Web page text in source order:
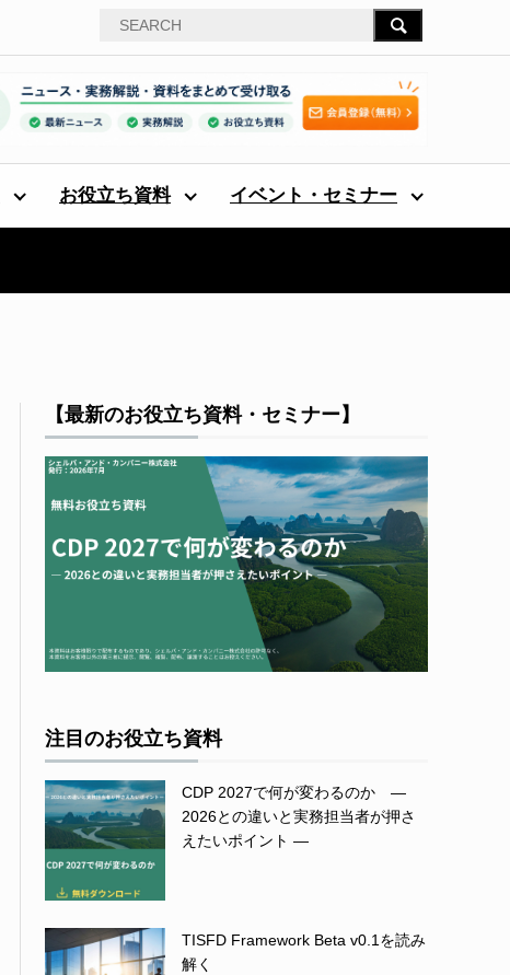
お役立ち資料 イベント・セミナー
【最新のお役立ち資料・セミナー】
注目のお役立ち資料
CDP 2027で何が変わるのか ―
2026との違いと実務担当者が押さ
えたいポイント ―
TISFD Framework Beta v0.1を読み
解く